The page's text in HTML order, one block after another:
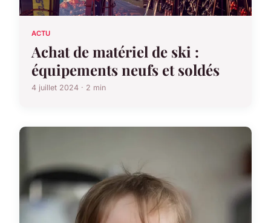
ACTU
Achat de matériel de ski :
équipements neufs et soldés
4 juillet 2024 · 2 min